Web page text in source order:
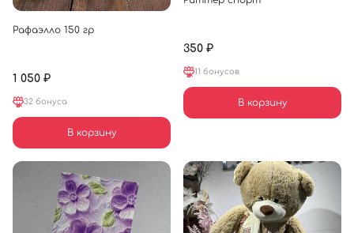
Рафаэлло 150 гр
1 050 ₽
32 бонуса
В корзину
350 ₽
11 бонусов
В корзину